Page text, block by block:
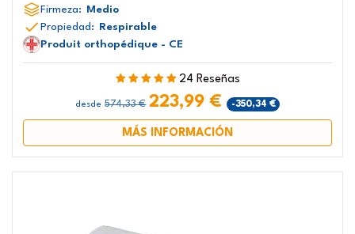
Firmeza:
Medio
Propiedad:
Respirable
Produit orthopédique - CE
24 Reseñas
desde 574,33 € 223,99 € -350,34 €
MÁS INFORMACIÓN